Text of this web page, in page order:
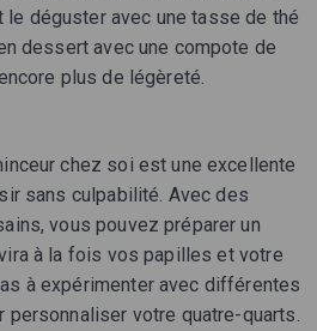
le déguster avec une tasse de thé
dessert avec une compote de
plus de légèreté.
chez soi est une excellente
sans culpabilité. Avec des
vous pouvez préparer un
à la fois vos papilles et votre
à expérimenter avec différentes
votre quatre-quarts.